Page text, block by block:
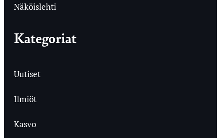
Näköislehti
Kategoriat
Uutiset
Ilmiöt
Kasvo